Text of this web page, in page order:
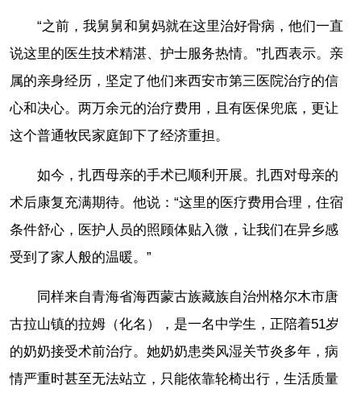
“之前，我舅舅和舅妈就在这里治好骨病，他们一直
说这里的医生技术精湛、护士服务热情。”扎西表示。亲
属的亲身经历，坚定了他们来西安市第三医院治疗的信
心和决心。两万余元的治疗费用，且有医保兜底，更让
这个普通牧民家庭卸下了经济重担。
如今，扎西母亲的手术已顺利开展。扎西对母亲的
术后康复充满期待。他说：“这里的医疗费用合理，住宿
条件舒心，医护人员的照顾体贴入微，让我们在异乡感
受到了家人般的温暖。”
同样来自青海省海西蒙古族藏族自治州格尔木市唐
古拉山镇的拉姆（化名），是一名中学生，正陪着51岁
的奶奶接受术前治疗。她奶奶患类风湿关节炎多年，病
情严重时甚至无法站立，只能依靠轮椅出行，生活质量